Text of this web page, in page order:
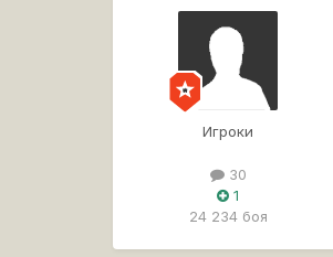
Игроки
30
1
24 234 боя